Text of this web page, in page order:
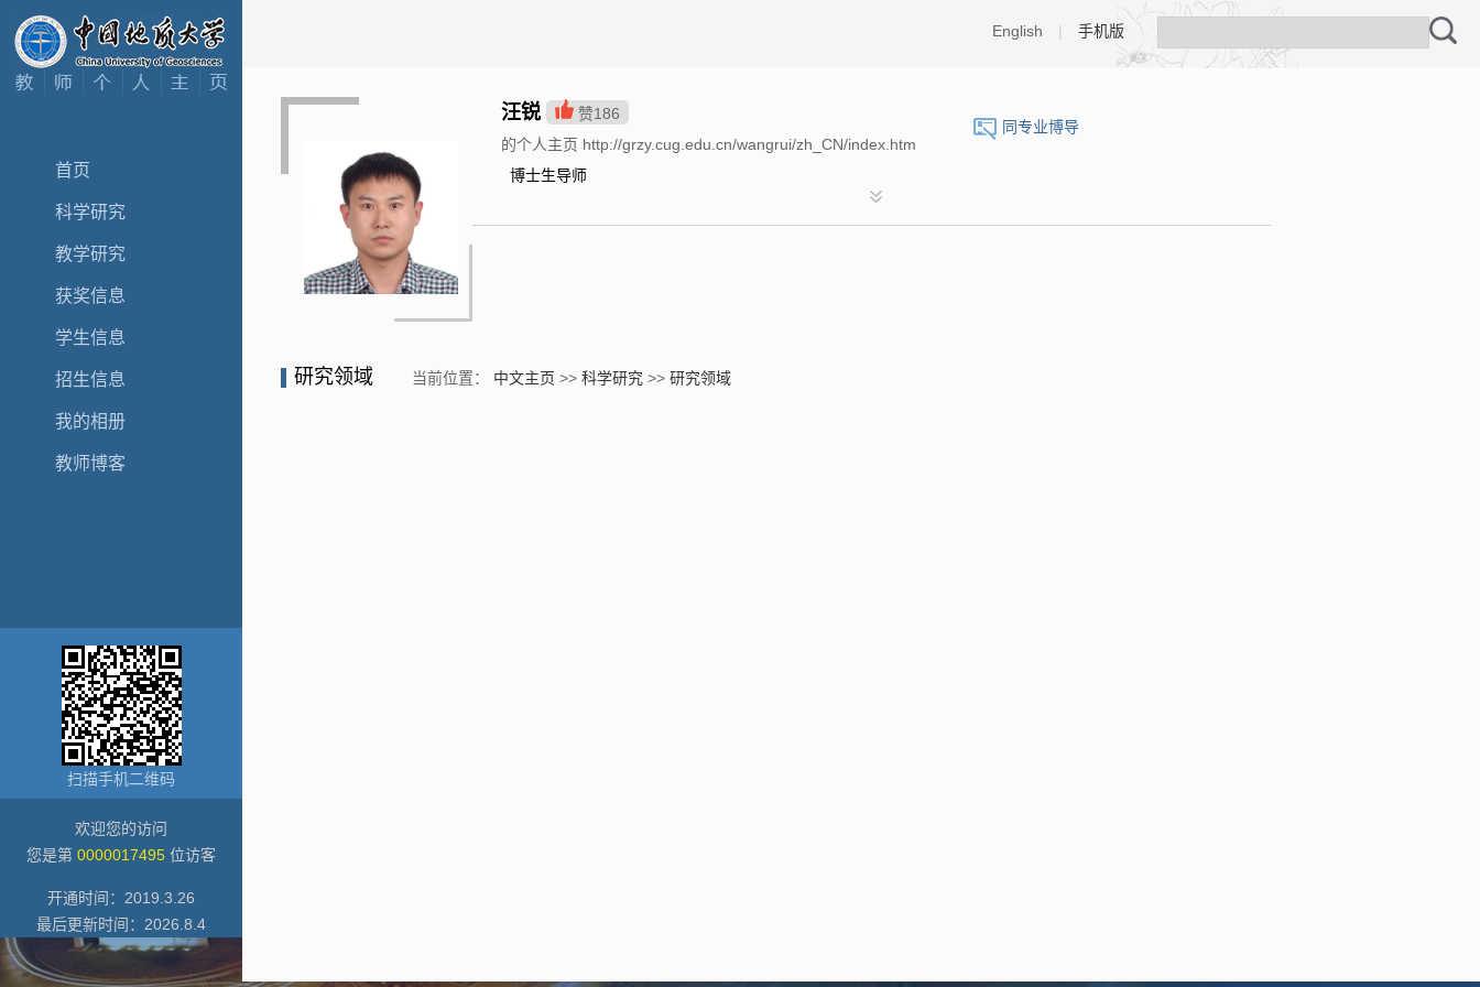
首页
科学研究
教学研究
获奖信息
学生信息
招生信息
我的相册
教师博客
扫描手机二维码
欢迎您的访问
您是第 0000017495 位访客
开通时间： 2019 3 26
最后更新时间： 2026 8 4
English | 手机版
同专业博导
汪锐 赞186
的个人主页 http://grzy.cug.edu.cn/wangrui/zh_CN/index.htm
博士生导师
研究领域 当前位置： 中文主页 >> 科学研究 >> 研究领域